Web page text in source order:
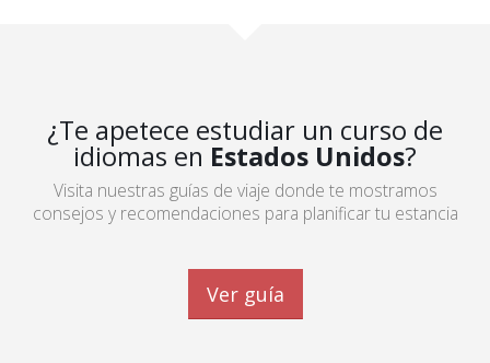
¿Te apetece estudiar un curso de
idiomas en Estados Unidos?
Visita nuestras guías de viaje donde te mostramos
consejos y recomendaciones para planificar tu estancia
Ver guía